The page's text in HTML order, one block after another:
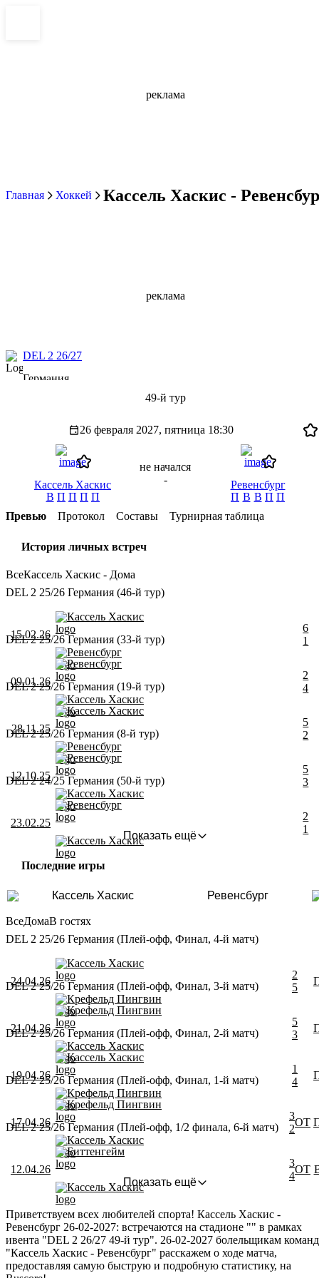
реклама
Главная Хоккей Кассель Хаскис -
реклама
DEL 2 26/27
Германия
49-й тур
26 февраля 2027, пятница 18:30
Кассель Хаскис
В П П П П
не начался
-
Ревенсбург
П В В П П
Превью
Протокол Составы Турнирная таблица
История личных встреч
ВсеКассель Хаскис - Дома
DEL 2 25/26 Германия (46-й тур)
15.02.26
Кассель Хаскис
Ревенсбург
6
1
DEL 2 25/26 Германия (33-й тур)
09.01.26
Ревенсбург
Кассель Хаскис
2
4
DEL 2 25/26 Германия (19-й тур)
28.11.25
Кассель Хаскис
Ревенсбург
5
2
DEL 2 25/26 Германия (8-й тур)
12.10.25
Ревенсбург
Кассель Хаскис
5
3
DEL 2 24/25 Германия (50-й тур)
23.02.25
Ревенсбург
Кассель Хаскис
2
1
Показать ещё
Последние игры
Кассель Хаскис Ревенсбург
ВсеДомаВ гостях
DEL 2 25/26 Германия (Плей-офф, Финал, 4-й матч)
24.04.26
Кассель Хаскис
Крефельд Пингвин
2
5
DEL 2 25/26 Германия (Плей-офф, Финал, 3-й матч)
21.04.26
Крефельд Пингвин
Кассель Хаскис
5
3
DEL 2 25/26 Германия (Плей-офф, Финал, 2-й матч)
19.04.26
Кассель Хаскис
Крефельд Пингвин
1
4
DEL 2 25/26 Германия (Плей-офф, Финал, 1-й матч)
17.04.26
Крефельд Пингвин
Кассель Хаскис
3
2
ОТ
DEL 2 25/26 Германия (Плей-офф, 1/2 финала, 6-й матч)
12.04.26
Биттенгейм
Кассель Хаскис
3
4
ОТ
Показать ещё
Приветствуем всех любителей спорта! Кассель Хаскис -
Ревенсбург 26-02-2027: встречаются на стадионе "" в рамках
ивента "DEL 2 26/27 49-й тур". 26-02-2027 болельщикам команд
"Кассель Хаскис - Ревенсбург" расскажем о ходе матча,
предоставляя самую быструю и подробную статистику, на